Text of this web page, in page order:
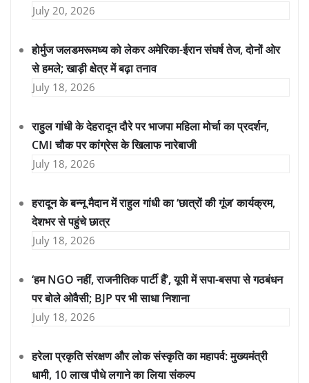
July 20, 2026
होर्मुज जलडमरूमध्य को लेकर अमेरिका-ईरान संघर्ष तेज, दोनों ओर
से हमले; खाड़ी क्षेत्र में बढ़ा तनाव
July 18, 2026
राहुल गांधी के देहरादून दौरे पर भाजपा महिला मोर्चा का प्रदर्शन,
CMI चौक पर कांग्रेस के खिलाफ नारेबाजी
July 18, 2026
हरादून के बन्नू मैदान में राहुल गांधी का ‘छात्रों की गूंज’ कार्यक्रम,
देशभर से पहुंचे छात्र
July 18, 2026
‘हम NGO नहीं, राजनीतिक पार्टी हैं’, यूपी में सपा-बसपा से गठबंधन
पर बोले ओवैसी; BJP पर भी साधा निशाना
July 18, 2026
हरेला प्रकृति संरक्षण और लोक संस्कृति का महापर्व: मुख्यमंत्री
धामी, 10 लाख पौधे लगाने का लिया संकल्प